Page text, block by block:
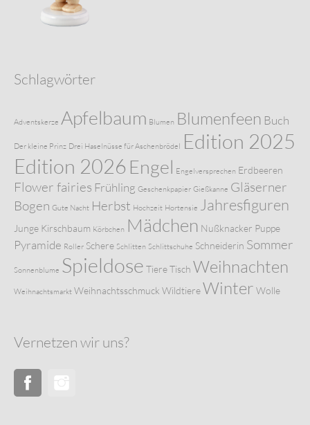
Schlagwörter
Adventskerze Apfelbaum Blumen Blumenfeen Buch
Der kleine Prinz Drei Haselnüsse für Aschenbrödel Edition 2025
Edition 2026 Engel Engelversprechen Erdbeeren
Flower fairies Frühling Geschenkpapier Gießkanne Gläserner
Bogen Gute Nacht Herbst Hochzeit Hortensie Jahresfiguren
Junge Kirschbaum Körbchen Mädchen Nußknacker Puppe
Pyramide Roller Schere Schlitten Schlittschuhe Schneiderin Sommer
Sonnenblume Spieldose TiereTisch Weihnachten
Weihnachtsmarkt Weihnachtsschmuck WildtiereWinter Wolle
Vernetzen wir uns?